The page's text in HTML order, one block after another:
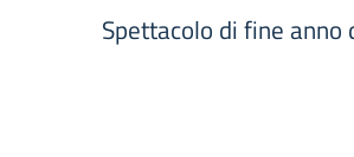
Spettacolo di fine